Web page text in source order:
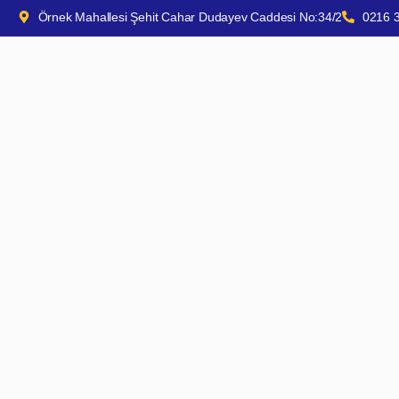
Örnek Mahallesi Şehit Cahar Dudayev Caddesi No:34/2 0216